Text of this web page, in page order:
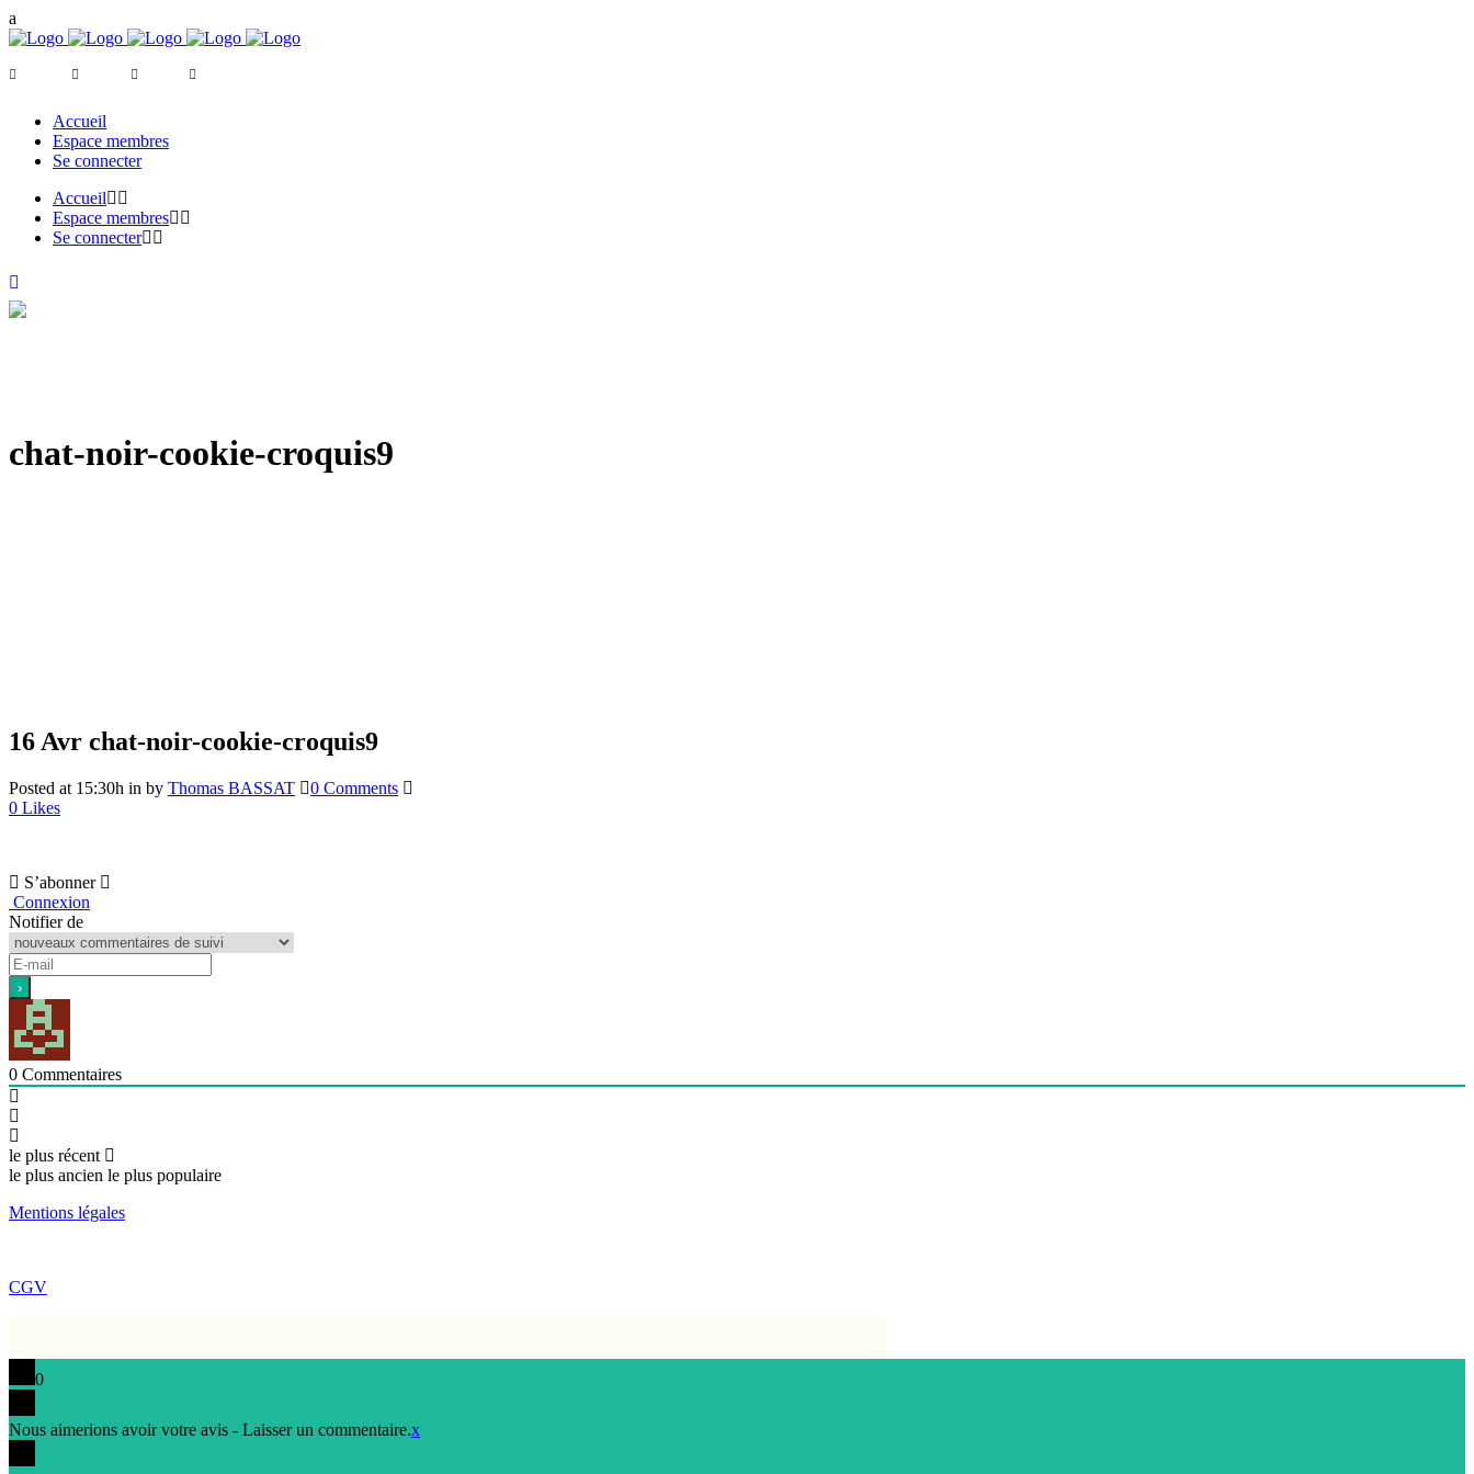
Accueil
Espace membres
Se connecter
Accueil
Espace membres
Se connecter
chat-noir-cookie-croquis9
16 Avr chat-noir-cookie-croquis9
Posted at 15:30h in by Thomas BASSAT
0 Comments
0 Likes
S’abonner
Connexion
Notifier de
0 Commentaires
le plus récent
le plus ancien le plus populaire
Mentions légales
CGV
0
Nous aimerions avoir votre avis - Laisser un commentaire.x